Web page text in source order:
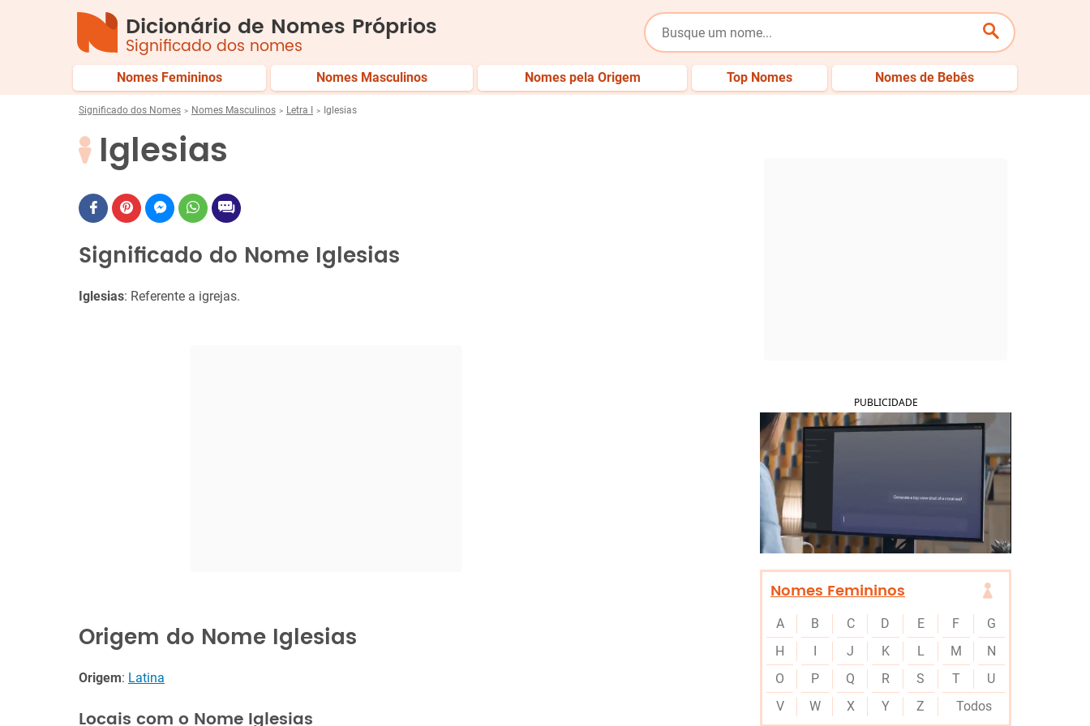
Dicionário de Nomes Próprios
Significado dos nomes
Nomes Femininos Nomes Masculinos Nomes pela Origem Top Nomes Nomes de Bebês
Significado dos Nomes Nomes Masculinos Letra I Iglesias
Iglesias
Significado do Nome Iglesias
Iglesias: Referente a igrejas.
Origem do Nome Iglesias
Origem: Latina
Locais com o Nome Iglesias
PUBLICIDADE
Nomes Femininos
A B C D E F
G
H
I J K L M
N
O
P Q R S T
U
V
W X Y Z Todos